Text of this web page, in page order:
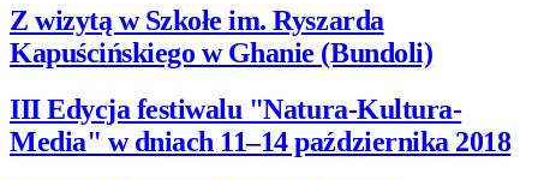
Z wizytą w Szkołe im. Ryszarda
Kapuścińskiego w Ghanie (Bundoli)
III Edycja festiwalu "Natura-Kultura-
Media" w dniach 11–14 października 2018